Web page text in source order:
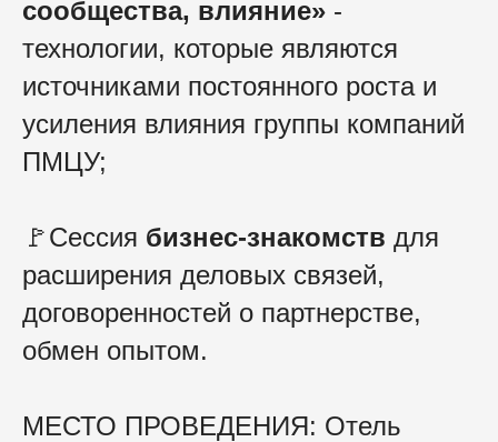
сообщества, влияние» -
технологии, которые являются
источниками постоянного роста и
усиления влияния группы компаний
ПМЦУ;
🚩Сессия бизнес-знакомств для
расширения деловых связей,
договоренностей о партнерстве,
обмен опытом.
МЕСТО ПРОВЕДЕНИЯ: Отель